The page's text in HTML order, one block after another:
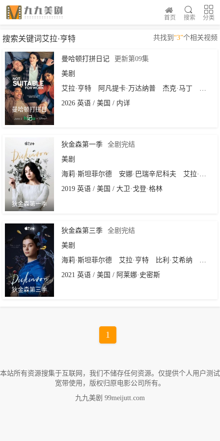
分类
搜索
首页
搜索关键词艾拉·亨特 共找到 “3”个相关视频
曼哈顿打拼日
记
曼哈顿打拼日记
更新第09集
美剧
艾拉·亨特
阿凡提卡·万达纳普 杰克·马丁
尼古
2026 英语 / 美国 / 内详
狄金森第一季
狄金森第一季
全剧完结
美剧
海莉·斯坦菲尔德
安娜·巴瑞辛尼科夫 艾拉·亨特
2019 英语 / 美国 / 大卫·戈登·格林
狄金森第三季
狄金森第三季
全剧完结
美剧
海莉·斯坦菲尔德
艾拉·亨特 比利·艾希纳
2021 英语 / 美国 / 阿莱娜·史密斯
1
本站所有资源搜集于互联网，我们不储存任何资源。仅提供个人用户测试
宽带使用，版权归原电影公司所有。
九九美剧 99meijutt.com